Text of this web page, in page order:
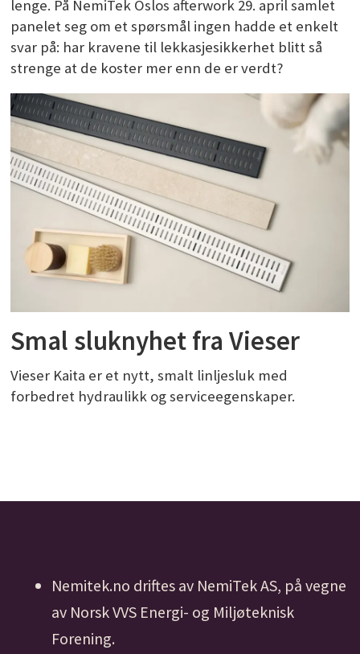
lenge. På NemiTek Oslos afterwork 29. april samlet
panelet seg om et spørsmål ingen hadde et enkelt
svar på: har kravene til lekkasjesikkerhet blitt så
strenge at de koster mer enn de er verdt?
Smal sluknyhet fra Vieser
Vieser Kaita er et nytt, smalt linljesluk med
forbedret hydraulikk og serviceegenskaper.
Nemitek.no driftes av NemiTek AS, på vegne
av Norsk VVS Energi- og Miljøteknisk
Forening.